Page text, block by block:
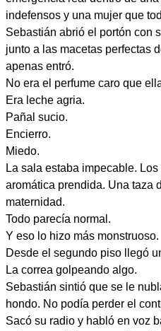
indefensos y una mujer que
Sebastián abrió el portón con
junto a las macetas perfectas
apenas entró.
No era el perfume caro que
Era leche agria.
Pañal sucio.
Encierro.
Miedo.
La sala estaba impecable.
aromática prendida. Una taza
maternidad.
Todo parecía normal.
Y eso lo hizo más monstruoso.
Desde el segundo piso llegó
La correa golpeando algo.
Sebastián sintió que se le
hondo. No podía perder el
Sacó su radio y habló en voz